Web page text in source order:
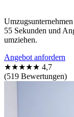
55 Sekunden und
umziehen.
Angebot anfordern
★★★★★ 4,7
(519 Bewertungen)